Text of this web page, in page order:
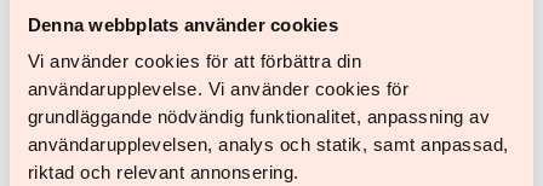
Denna webbplats använder cookies
Vi använder cookies för att förbättra din
användarupplevelse. Vi använder cookies för
grundläggande nödvändig funktionalitet, anpassning av
användarupplevelsen, analys och statik, samt anpassad,
riktad och relevant annonsering.
Controleer je BMI
Hetzelfde geneesmiddel (semaglutide) dat wordt gebruikt
voor morbide obesitas wordt ook gebruikt voor de
behandeling van diabetes type 2.
BMI-limieten zijn vastgesteld voor de medische